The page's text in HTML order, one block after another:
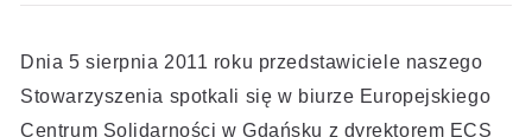
Dnia 5 sierpnia 2011 roku przedstawiciele naszego
Stowarzyszenia spotkali się w biurze Europejskiego
Centrum Solidarności w Gdańsku z dyrektorem ECS